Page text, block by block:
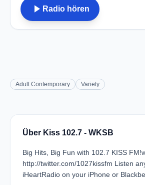
play_arrow Radio hören
Adult Contemporary Variety
Über Kiss 102.7 - WKSB
Big Hits, Big Fun with 102.7 KISS
http://twitter.com/1027kissfm Listen
iHeartRadio on your iPhone or